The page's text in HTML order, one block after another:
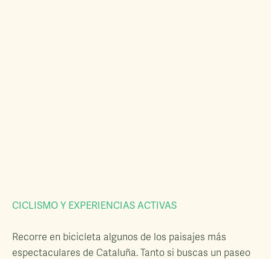
CICLISMO Y EXPERIENCIAS ACTIVAS
Recorre en bicicleta algunos de los paisajes más
espectaculares de Cataluña. Tanto si buscas un paseo